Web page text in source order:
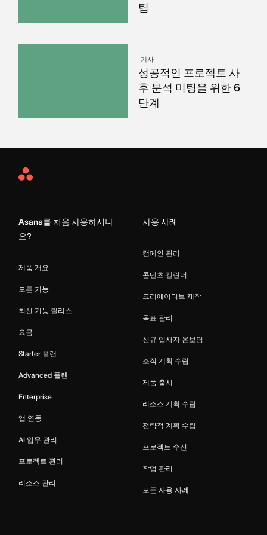
팁
기사
성공적인 프로젝트 사
후 분석 미팅을 위한 6
단계
Asana
Asana를 처음 사용하시나
요?
제품 개요
모든 기능
최신 기능 릴리스
요금
Starter 플랜
Advanced 플랜
Enterprise
앱 연동
AI 업무 관리
프로젝트 관리
리소스 관리
사용 사례
캠페인 관리
콘텐츠 캘린더
크리에이티브 제작
목표 관리
신규 입사자 온보딩
조직 계획 수립
제품 출시
리소스 계획 수립
전략적 계획 수립
프로젝트 수신
작업 관리
모든 사용 사례